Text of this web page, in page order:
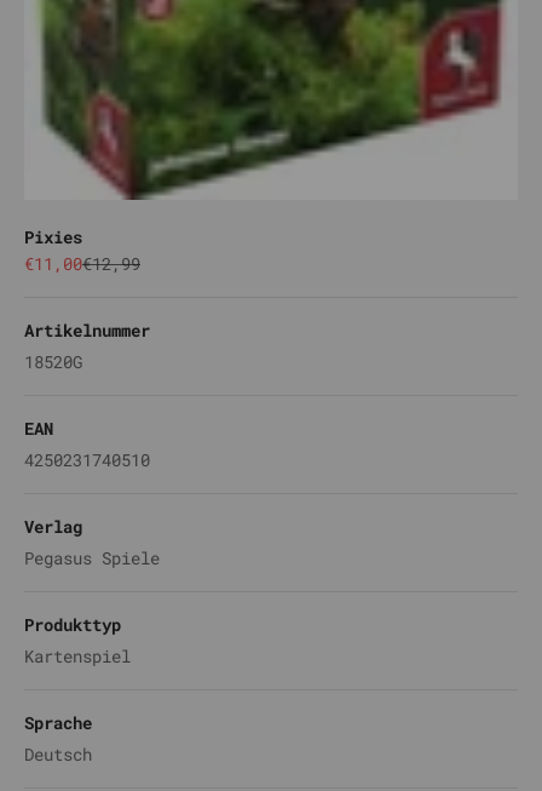
Pixies
Angebot
€11,00Regulärer Preis
€12,99
Artikelnummer
18520G
EAN
4250231740510
Verlag
Pegasus Spiele
Produkttyp
Kartenspiel
Sprache
Deutsch